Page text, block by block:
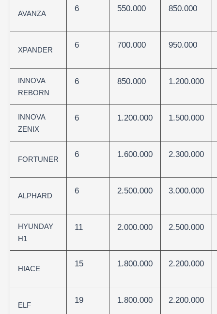
AVANZA
6 550.000 850.000
XPANDER
6 700.000 950.000
INNOVA
REBORN
6 850.000 1.200.000
INNOVA
ZENIX
6 1.200.000 1.500.000
FORTUNER
6 1.600.000 2.300.000
ALPHARD
6 2.500.000 3.000.000
HYUNDAY
H1
11 2.000.000 2.500.000
HIACE
15 1.800.000 2.200.000
ELF
19 1.800.000 2.200.000